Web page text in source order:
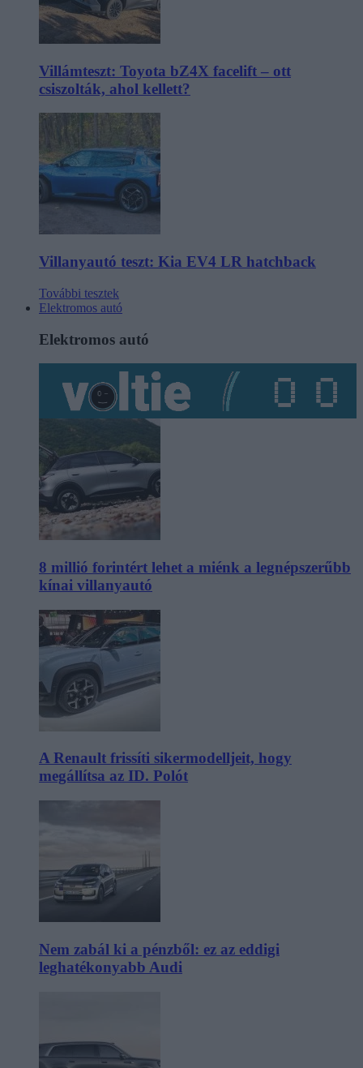
Villámteszt: Toyota bZ4X facelift – ott
csiszolták, ahol kellett?
Villanyautó teszt: Kia EV4 LR hatchback
További tesztek
Elektromos autó
Elektromos autó
8 millió forintért lehet a miénk a legnépszerűbb
kínai villanyautó
A Renault frissíti sikermodelljeit, hogy
megállítsa az ID. Polót
Nem zabál ki a pénzből: ez az eddigi
leghatékonyabb Audi